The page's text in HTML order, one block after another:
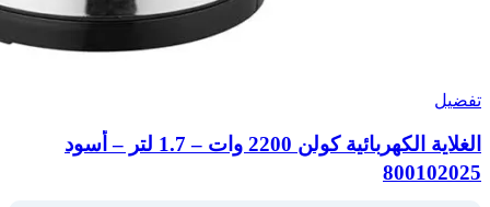
تفضيل
الغلاية الكهربائية كولن 2200 وات – 1.7 لتر – أسود
800102025